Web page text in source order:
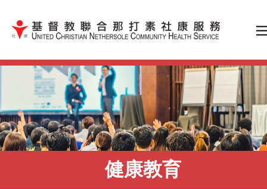
跳到內容（按輸入鍵）
健康教育